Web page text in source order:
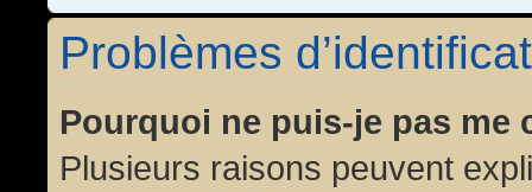
Problèmes
Pourquoi ne puis-je pas me
Plusieurs raisons peuvent